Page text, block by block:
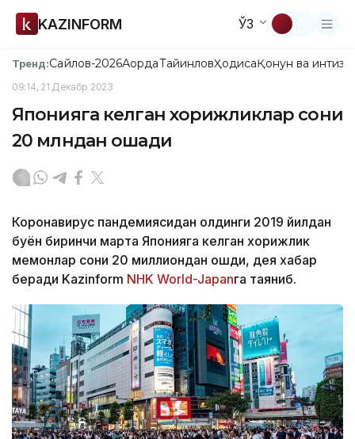
KAZINFORM ЎЗ
Тренд:Сайлов-2026АқордаТайинловҲодисаҚонун ва
09:14, 21 Декабр 2023
Японияга келган хорижликлар сони
20 млндан ошади
Коронавирус пандемиясидан олдинги 2019 йилдан
буён биринчи марта Японияга келган хорижлик
меҳмонлар сони 20 миллиондан ошди, дея хабар
беради Kazinform NHK World-Japanга таяниб.